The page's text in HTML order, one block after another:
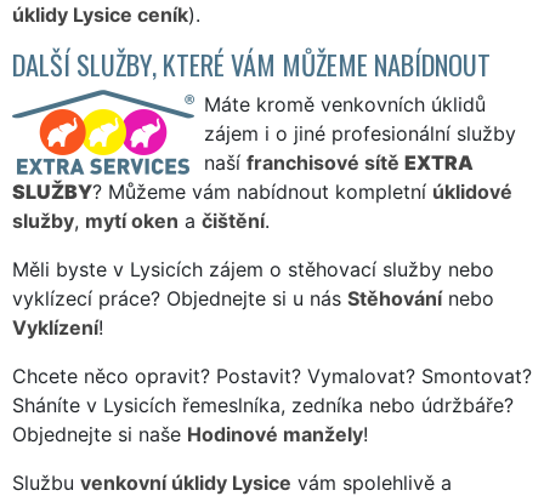
úklidy Lysice ceník).
DALŠÍ SLUŽBY, KTERÉ VÁM MŮŽEME NABÍDNOUT
Máte kromě venkovních úklidů
zájem i o jiné profesionální služby
naší franchisové sítě EXTRA
SLUŽBY? Můžeme vám nabídnout kompletní úklidové
služby, mytí oken a čištění.
Měli byste v Lysicích zájem o stěhovací služby nebo
vyklízecí práce? Objednejte si u nás Stěhovánínebo
Vyklízení!
Chcete něco opravit? Postavit? Vymalovat? Smontovat?
Sháníte v Lysicích řemeslníka, zedníka nebo údržbáře?
Objednejte si naše Hodinové manžely!
Službu venkovní úklidy Lysice vám spolehlivě a